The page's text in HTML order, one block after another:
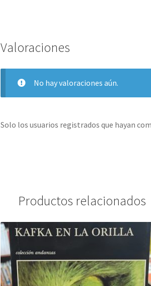
Valoraciones
No hay valoraciones aún.
Solo los usuarios registrados que hayan
Productos relacionados